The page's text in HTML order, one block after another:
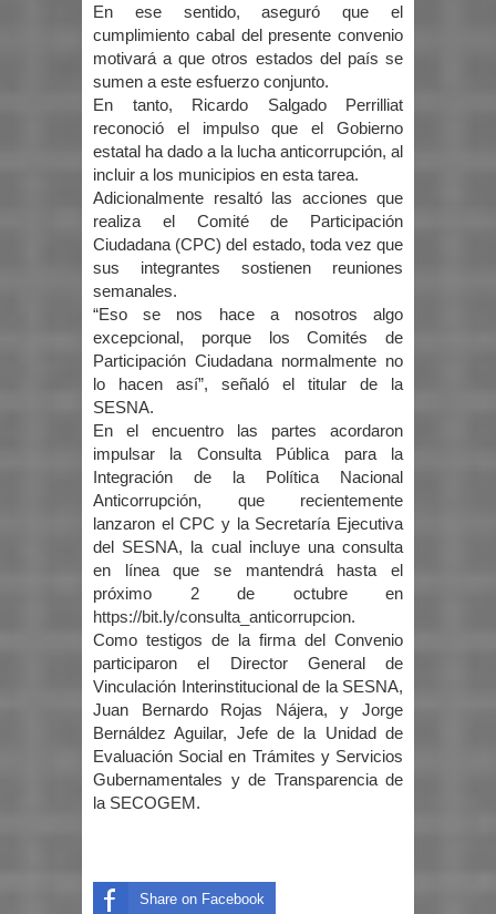
En ese sentido, aseguró que el
cumplimiento cabal del presente convenio
motivará a que otros estados del país se
sumen a este esfuerzo conjunto.
En tanto, Ricardo Salgado Perrilliat
reconoció el impulso que el Gobierno
estatal ha dado a la lucha anticorrupción, al
incluir a los municipios en esta tarea.
Adicionalmente resaltó las acciones que
realiza el Comité de Participación
Ciudadana (CPC) del estado, toda vez que
sus integrantes sostienen reuniones
semanales.
“Eso se nos hace a nosotros algo
excepcional, porque los Comités de
Participación Ciudadana normalmente no
lo hacen así”, señaló el titular de la
SESNA.
En el encuentro las partes acordaron
impulsar la Consulta Pública para la
Integración de la Política Nacional
Anticorrupción, que recientemente
lanzaron el CPC y la Secretaría Ejecutiva
del SESNA, la cual incluye una consulta
en línea que se mantendrá hasta el
próximo 2 de octubre en
https://bit.ly/consulta_anticorrupcion.
Como testigos de la firma del Convenio
participaron el Director General de
Vinculación Interinstitucional de la SESNA,
Juan Bernardo Rojas Nájera, y Jorge
Bernáldez Aguilar, Jefe de la Unidad de
Evaluación Social en Trámites y Servicios
Gubernamentales y de Transparencia de
la SECOGEM.
Share on Facebook